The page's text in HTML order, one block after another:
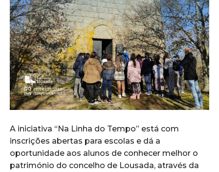
A iniciativa “Na Linha do Tempo” está com
inscrições abertas para escolas e dá a
oportunidade aos alunos de conhecer melhor o
património do concelho de Lousada, através da